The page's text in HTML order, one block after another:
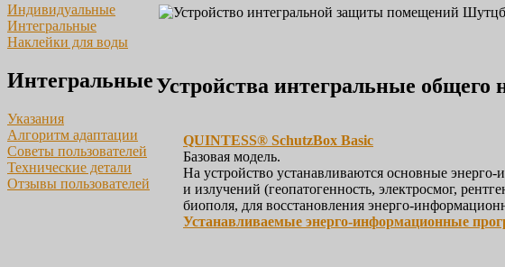
Индивидуальные
Интегральные
Наклейки для воды
Интегральные
Указания
Алгоритм адаптации
Советы пользователей
Технические детали
Отзывы пользователей
Устройства интегральные общего
QUINTESS® SchutzBox Basic
Базовая модель.
На устройство устанавливаются основные
и излучений (геопатогенность, электросмог,
биополя, для восстановления энерго-
Устанавливаемые энерго-информационные